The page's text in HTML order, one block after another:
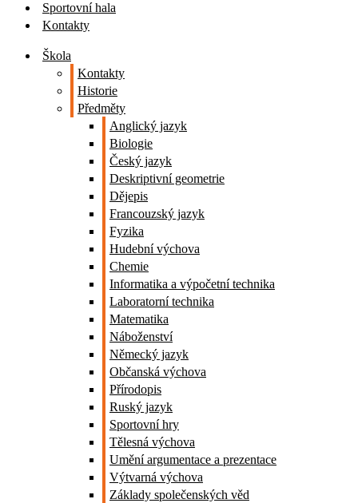
Sportovní hala
Kontakty
Škola
Kontakty
Historie
Předměty
Anglický jazyk
Biologie
Český jazyk
Deskriptivní geometrie
Dějepis
Francouzský jazyk
Fyzika
Hudební výchova
Chemie
Informatika a výpočetní technika
Laboratorní technika
Matematika
Náboženství
Německý jazyk
Občanská výchova
Přírodopis
Ruský jazyk
Sportovní hry
Tělesná výchova
Umění argumentace a prezentace
Výtvarná výchova
Základy společenských věd